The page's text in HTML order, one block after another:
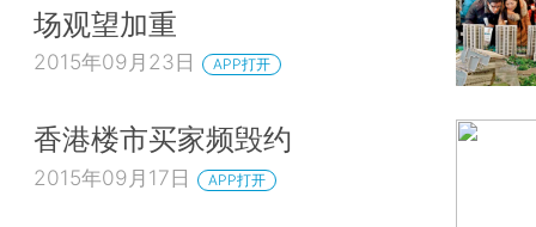
场观望加重
2015年09月23日 APP打开
香港楼市买家频毁约
2015年09月17日 APP打开